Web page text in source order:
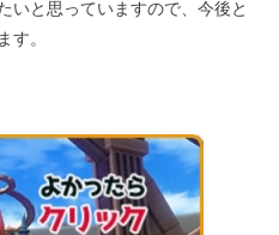
いと思っていますので、今後と
す。